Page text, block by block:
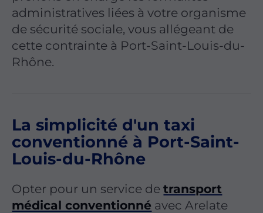
administratives liées à votre organisme
de sécurité sociale, vous allégeant de
cette contrainte à Port-Saint-Louis-du-
Rhône.
La simplicité d'un taxi
conventionné à Port-Saint-
Louis-du-Rhône
Opter pour un service detransport
médical conventionné avec Arelate